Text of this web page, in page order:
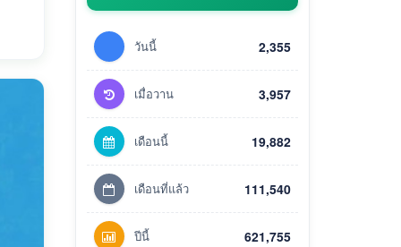
วันนี้ 2,355
เมื่อวาน 3,957
เดือนนี้ 19,882
เดือนที่แล้ว 111,540
ปีนี้ 621,755